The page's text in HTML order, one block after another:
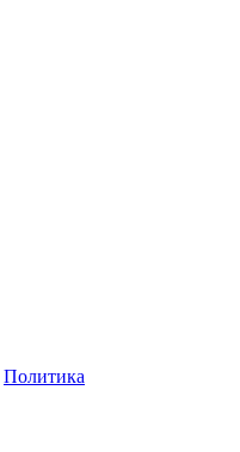
Политика